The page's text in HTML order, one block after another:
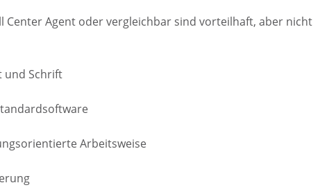
Center Agent oder vergleichbar sind vorteilhaft, aber nicht
und Schrift
Arbeitsweise